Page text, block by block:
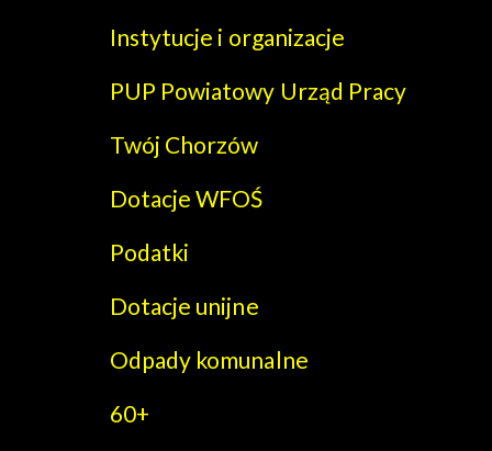
Instytucje i organizacje
PUP Powiatowy Urząd Pracy
Twój Chorzów
Dotacje WFOŚ
Podatki
Dotacje unijne
Odpady komunalne
60+